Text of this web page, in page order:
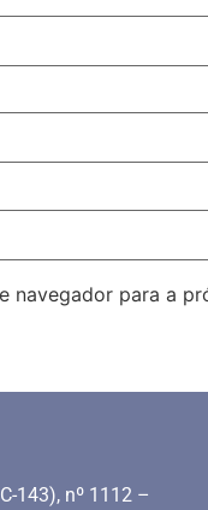
navegador para a
143), nº 1112 –